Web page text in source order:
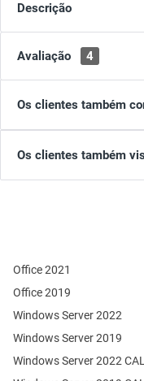
Descrição
Avaliação 4
Os clientes também
Os clientes também
Office 2021
Office 2019
Windows Server 2022
Windows Server 2019
Windows Server 2022